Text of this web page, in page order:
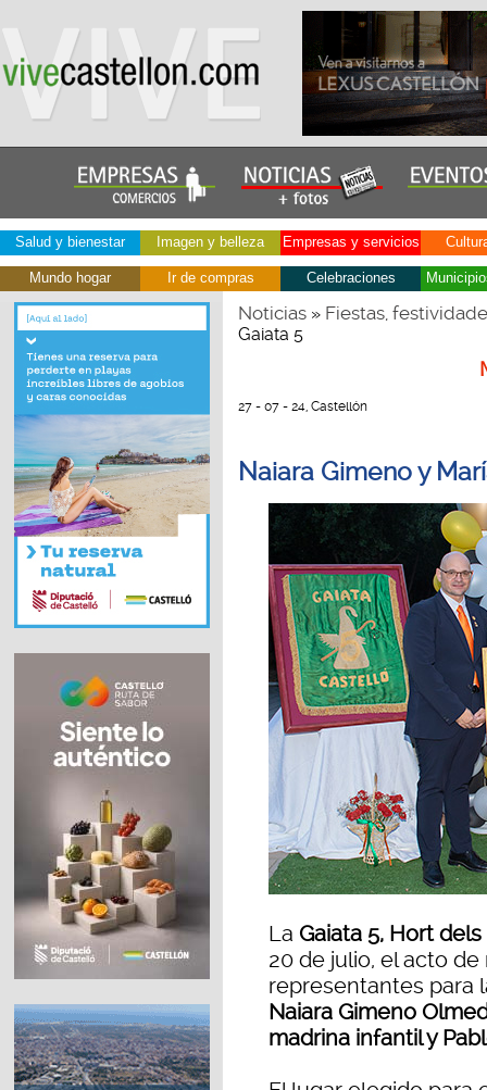
Salud y bienestar Imagen y belleza Empresas y servicios
Mundo hogar Ir de compras Celebraciones
Noticias» Fiestas,
Gaiata 5
27 - 07 - 24, Castellón
Naiara Gimeno y
La Gaiata 5, Hort
20 de julio, el acto
representantes para
Naiara Gimeno
madrina infantil y